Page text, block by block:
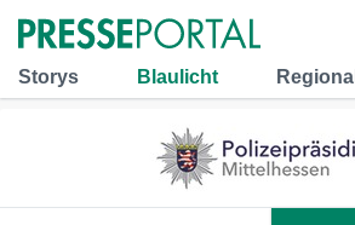
Storys Blaulicht Regional